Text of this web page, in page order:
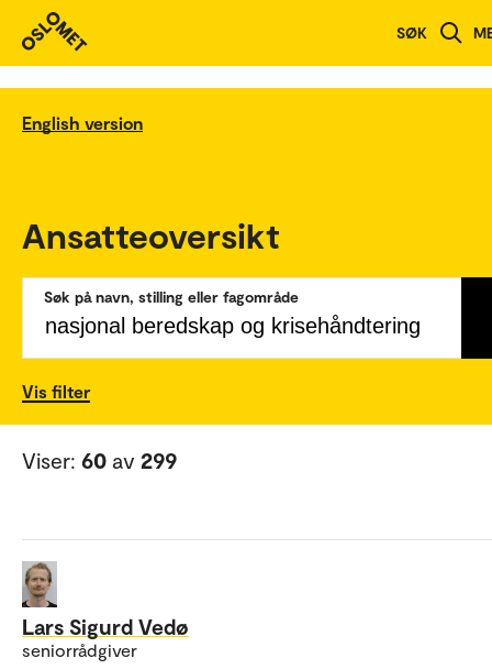
SØK
English version
Ansatteoversikt
Søk på navn, stilling eller fagområde
Vis filter
Viser: 60 av 299
Lars Sigurd Vedø
seniorrådgiver